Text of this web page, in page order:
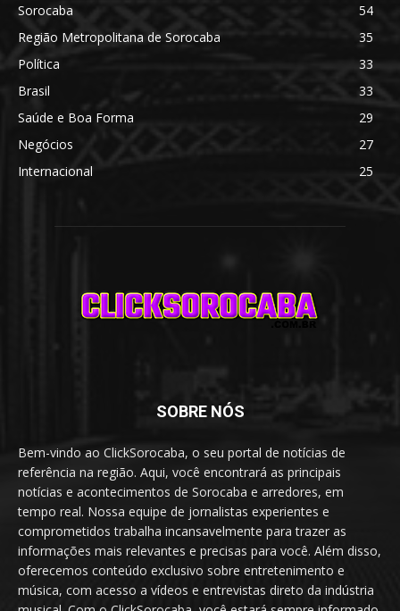
Sorocaba
54
Região Metropolitana de Sorocaba
35
Política
33
Brasil
33
Saúde e Boa Forma
29
Negócios
27
Internacional
25
SOBRE NÓS
Bem-vindo ao ClickSorocaba, o seu portal de notícias de
referência na região. Aqui, você encontrará as principais
notícias e acontecimentos de Sorocaba e arredores, em
tempo real. Nossa equipe de jornalistas experientes e
comprometidos trabalha incansavelmente para trazer as
informações mais relevantes e precisas para você. Além disso,
oferecemos conteúdo exclusivo sobre entretenimento e
música, com acesso a vídeos e entrevistas direto da indústria